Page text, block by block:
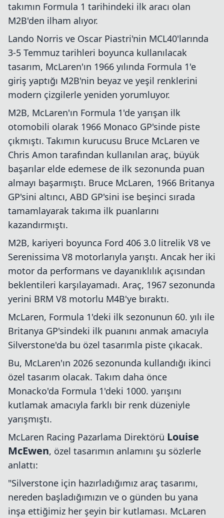
takımın Formula 1 tarihindeki ilk aracı olan
M2B'den ilham alıyor.
Lando Norris ve Oscar Piastri'nin MCL40'larında
3-5 Temmuz tarihleri boyunca kullanılacak
tasarım, McLaren'ın 1966 yılında Formula 1'e
giriş yaptığı M2B'nin beyaz ve yeşil renklerini
modern çizgilerle yeniden yorumluyor.
M2B, McLaren'ın Formula 1'de yarışan ilk
otomobili olarak 1966 Monaco GP'sinde piste
çıkmıştı. Takımın kurucusu Bruce McLaren ve
Chris Amon tarafından kullanılan araç, büyük
başarılar elde edemese de ilk sezonunda puan
almayı başarmıştı. Bruce McLaren, 1966 Britanya
GP'sini altıncı, ABD GP'sini ise beşinci sırada
tamamlayarak takıma ilk puanlarını
kazandırmıştı.
M2B, kariyeri boyunca Ford 406 3.0 litrelik V8 ve
Serenissima V8 motorlarıyla yarıştı. Ancak her iki
motor da performans ve dayanıklılık açısından
beklentileri karşılayamadı. Araç, 1967 sezonunda
yerini BRM V8 motorlu M4B'ye bıraktı.
McLaren, Formula 1'deki ilk sezonunun 60. yılı ile
Britanya GP'sindeki ilk puanını anmak amacıyla
Silverstone'da bu özel tasarımla piste çıkacak.
Bu, McLaren'ın 2026 sezonunda kullandığı ikinci
özel tasarım olacak. Takım daha önce
Monacko'da Formula 1'deki 1000. yarışını
kutlamak amacıyla farklı bir renk düzeniyle
yarışmıştı.
McLaren Racing Pazarlama Direktörü Louise
McEwen, özel tasarımın anlamını şu sözlerle
anlattı:
"Silverstone için hazırladığımız araç tasarımı,
nereden başladığımızın ve o günden bu yana
inşa ettiğimiz her şeyin bir kutlaması. McLaren